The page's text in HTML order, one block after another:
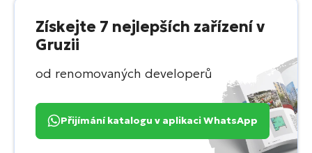
Získejte 7 nejlepších zařízení v
Gruzii
od renomovaných developerů
Přijímání katalogu v aplikaci WhatsApp